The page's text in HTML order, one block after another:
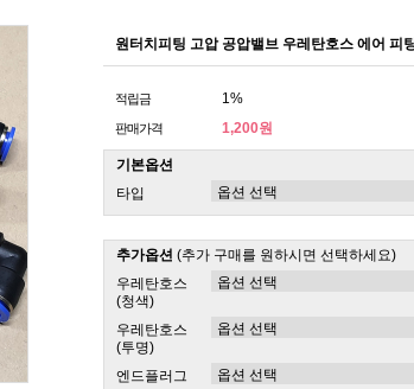
원터치피팅 고압 공압밸브 우레탄호스 에어 피
적립금 1%
판매가격 1,200원
기본옵션
타입
추가옵션 (추가 구매를 원하시면 선택하세요)
우레탄호스
(청색)
우레탄호스
(투명)
엔드플러그